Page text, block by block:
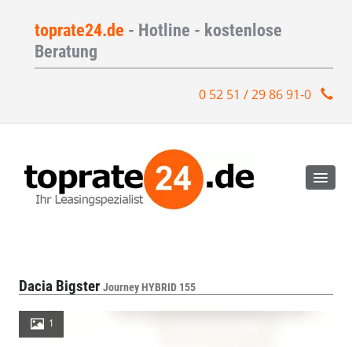
toprate24.de - Hotline - kostenlose
Beratung
0 52 51 / 29 86 91-0
Dacia Bigster Journey HYBRID 155
1